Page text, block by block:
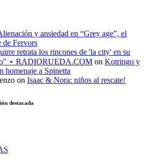
y ansiedad en “Grey age”, el
de Fervors
retrata los rincones de 'la city' en su
⋆ RADIORUEDA.COM on Kotringo y
homenaje a Spinetta
on Isaac & Nora: niños al rescate!
destacada